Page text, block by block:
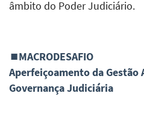
âmbito do Poder Judiciário.
⏹MACRODESAFIO
Aperfeiçoamento da
Governança Judiciária